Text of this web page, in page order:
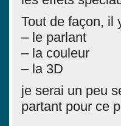
Tout de façon, il
– le parlant
– la couleur
– la 3D
je serai un peu
partant pour ce